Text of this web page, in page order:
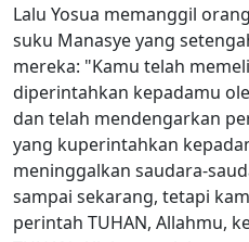
Lalu Yosua memanggil
suku Manasye yang
mereka: "Kamu telah
diperintahkan kepadamu
dan telah mendengarkan
yang kuperintahkan
meninggalkan saudara-
sampai sekarang, tetapi
perintah TUHAN, Allahmu,